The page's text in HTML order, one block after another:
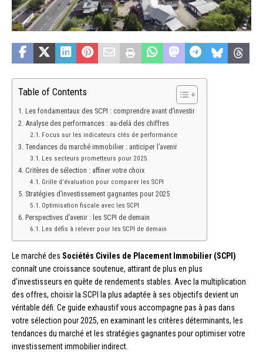
Table of Contents
Les fondamentaux des SCPI : comprendre avant d’investir
Analyse des performances : au-delà des chiffres
Focus sur les indicateurs clés de performance
Tendances du marché immobilier : anticiper l’avenir
Les secteurs prometteurs pour 2025
Critères de sélection : affiner votre choix
Grille d’évaluation pour comparer les SCPI
Stratégies d’investissement gagnantes pour 2025
Optimisation fiscale avec les SCPI
Perspectives d’avenir : les SCPI de demain
Les défis à relever pour les SCPI de demain
Le marché des Sociétés Civiles de Placement Immobilier (SCPI)
connaît une croissance soutenue, attirant de plus en plus
d’investisseurs en quête de rendements stables. Avec la multiplication
des offres, choisir la SCPI la plus adaptée à ses objectifs devient un
véritable défi. Ce guide exhaustif vous accompagne pas à pas dans
votre sélection pour 2025, en examinant les critères déterminants, les
tendances du marché et les stratégies gagnantes pour optimiser votre
investissement immobilier indirect.